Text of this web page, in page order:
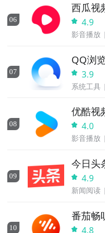
06
西瓜视
4.9
影音播放
07
QQ浏
3.9
系统工具
08
优酷视
4.0
影音播放
09
今日头
4.9
新闻阅读
10
番茄畅
4.8